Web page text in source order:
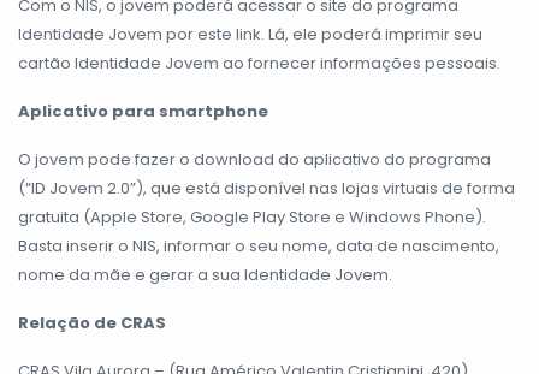
Com o NIS, o jovem poderá acessar o site do programa
Identidade Jovem por este link. Lá, ele poderá imprimir seu
cartão Identidade Jovem ao fornecer informações pessoais.
Aplicativo para smartphone
O jovem pode fazer o download do aplicativo do programa
(“ID Jovem 2.0”), que está disponível nas lojas virtuais de forma
gratuita (Apple Store, Google Play Store e Windows Phone).
Basta inserir o NIS, informar o seu nome, data de nascimento,
nome da mãe e gerar a sua Identidade Jovem.
Relação de CRAS